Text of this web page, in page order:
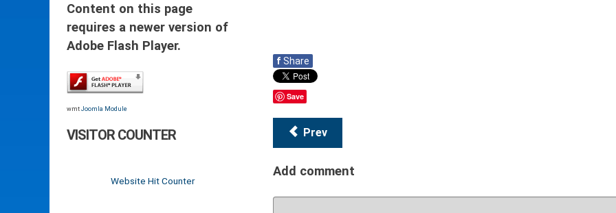
Content on this page
requires a newer version of
Adobe Flash Player.
wmt Joomla Module
VISITOR COUNTER
Website Hit Counter
f Share
Save
Prev
Add comment